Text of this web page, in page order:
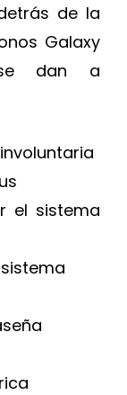
de la
Galaxy
dan a
el sistema